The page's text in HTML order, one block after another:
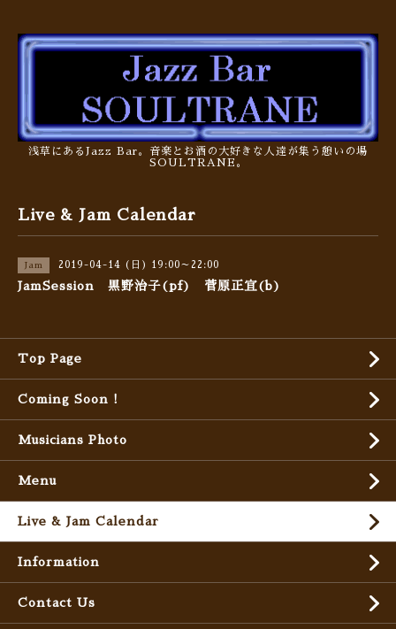
浅草にあるJazz Bar。音楽とお酒の大好きな人達が集う憩いの場
SOULTRANE。
Live & Jam Calendar
Jam 2019-04-14 (日) 19:00～22:00
JamSession 黒野治子(pf) 菅原正宜(b)
Top Page
Coming Soon !
Musicians Photo
Menu
Live & Jam Calendar
Information
Contact Us